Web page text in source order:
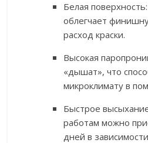
Белая
облегчает
расход краски.
Высокая
«дышат», что
микроклимату в
Быстрое
работам можно
дней в